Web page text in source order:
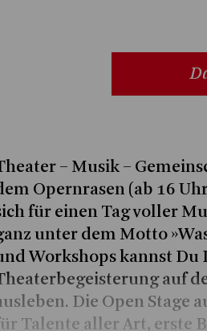
– Musik –
Opernrasen (ab 16
für einen Tag voller
unter dem Motto
Workshops kannst Du
auf
Die Open Stage
Talente aller Art, erste